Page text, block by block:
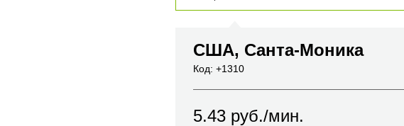
США, Санта-Моника
Код: +1310
5.43 руб./мин.